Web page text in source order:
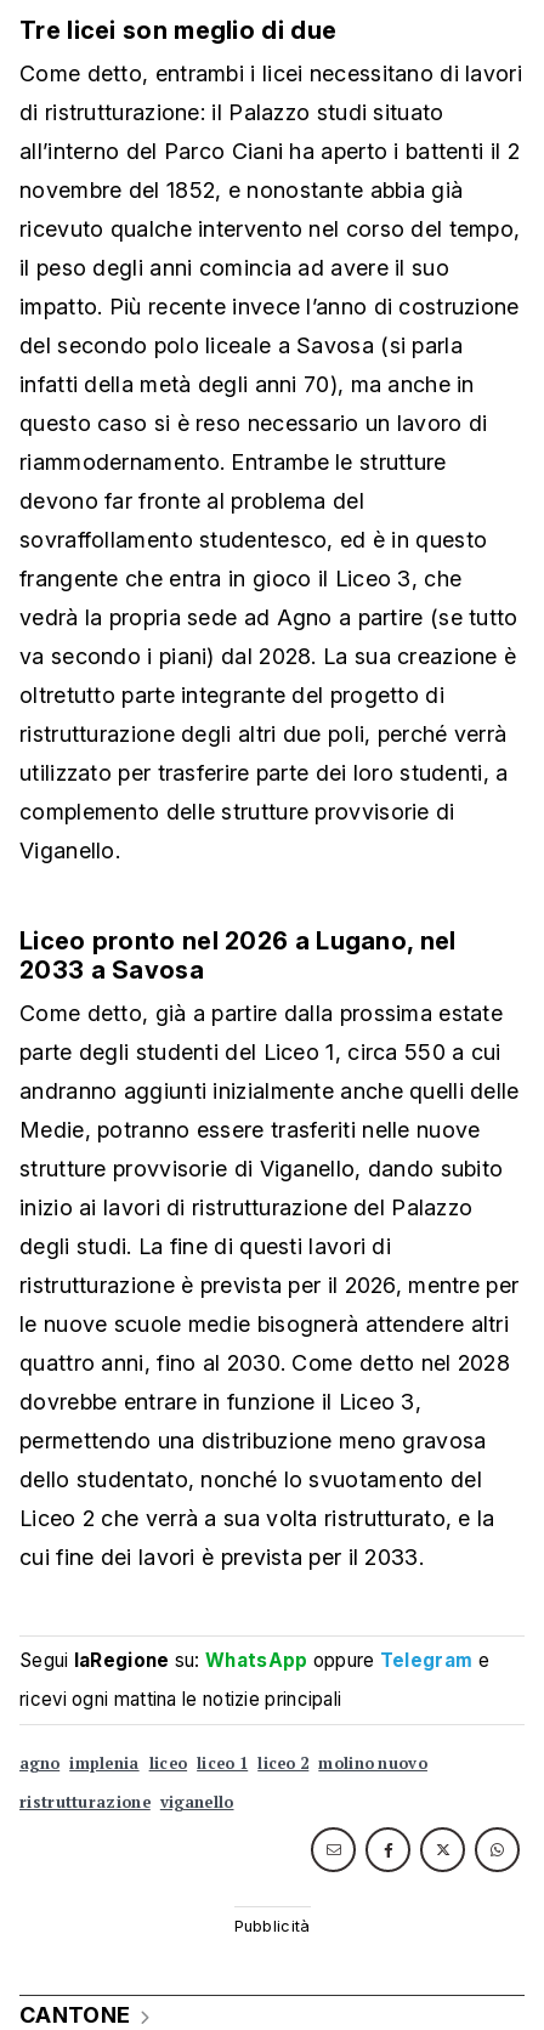
Tre licei son meglio di due
Come detto, entrambi i licei necessitano di lavori
di ristrutturazione: il Palazzo studi situato
all’interno del Parco Ciani ha aperto i battenti il 2
novembre del 1852, e nonostante abbia già
ricevuto qualche intervento nel corso del tempo,
il peso degli anni comincia ad avere il suo
impatto. Più recente invece l’anno di costruzione
del secondo polo liceale a Savosa (si parla
infatti della metà degli anni 70), ma anche in
questo caso si è reso necessario un lavoro di
riammodernamento. Entrambe le strutture
devono far fronte al problema del
sovraffollamento studentesco, ed è in questo
frangente che entra in gioco il Liceo 3, che
vedrà la propria sede ad Agno a partire (se tutto
va secondo i piani) dal 2028. La sua creazione è
oltretutto parte integrante del progetto di
ristrutturazione degli altri due poli, perché verrà
utilizzato per trasferire parte dei loro studenti, a
complemento delle strutture provvisorie di
Viganello.
Liceo pronto nel 2026 a Lugano, nel
2033 a Savosa
Come detto, già a partire dalla prossima estate
parte degli studenti del Liceo 1, circa 550 a cui
andranno aggiunti inizialmente anche quelli delle
Medie, potranno essere trasferiti nelle nuove
strutture provvisorie di Viganello, dando subito
inizio ai lavori di ristrutturazione del Palazzo
degli studi. La fine di questi lavori di
ristrutturazione è prevista per il 2026, mentre per
le nuove scuole medie bisognerà attendere altri
quattro anni, fino al 2030. Come detto nel 2028
dovrebbe entrare in funzione il Liceo 3,
permettendo una distribuzione meno gravosa
dello studentato, nonché lo svuotamento del
Liceo 2 che verrà a sua volta ristrutturato, e la
cui fine dei lavori è prevista per il 2033.
Segui laRegione su:WhatsApp oppure Telegram e
ricevi ogni mattina le notizie principali
agno implenia liceo liceo 1 liceo 2 molino nuovo
ristrutturazione viganello
CANTONE